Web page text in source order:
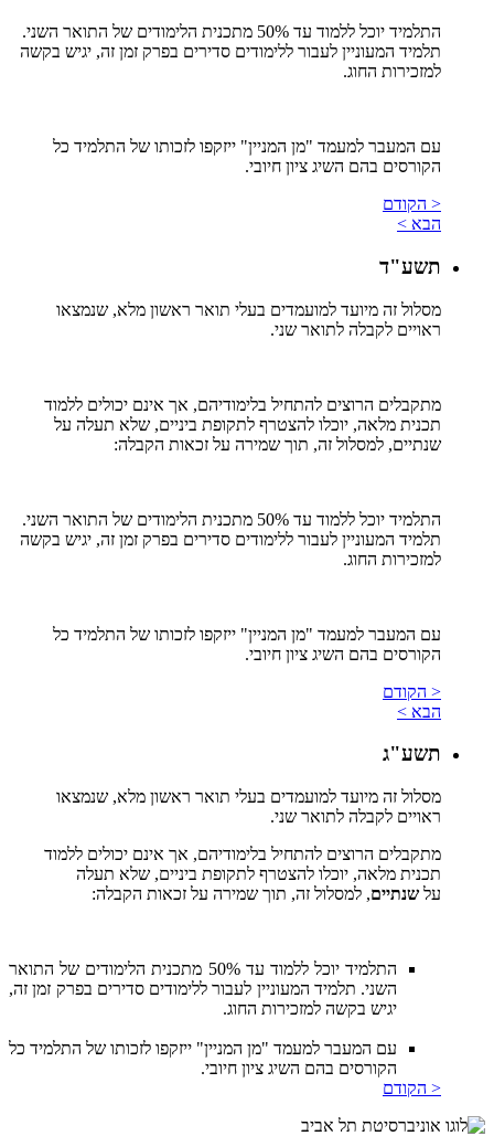
התלמיד יוכל ללמוד עד 50% מתכנית הלימודים של התואר השני.
תלמיד המעוניין לעבור ללימודים סדירים בפרק זמן זה, יגיש בקשה
למזכירות החוג.
עם המעבר למעמד "מן המניין" ייזקפו לזכותו של התלמיד כל
הקורסים בהם השיג ציון חיובי.
< הקודם
הבא >
תשע"ד
מסלול זה מיועד למועמדים בעלי תואר ראשון מלא, שנמצאו
ראויים לקבלה לתואר שני.
מתקבלים הרוצים להתחיל בלימודיהם, אך אינם יכולים ללמוד
תכנית מלאה, יוכלו להצטרף לתקופת ביניים, שלא תעלה על
שנתיים, למסלול זה, תוך שמירה על זכאות הקבלה:
התלמיד יוכל ללמוד עד 50% מתכנית הלימודים של התואר השני.
תלמיד המעוניין לעבור ללימודים סדירים בפרק זמן זה, יגיש בקשה
למזכירות החוג.
עם המעבר למעמד "מן המניין" ייזקפו לזכותו של התלמיד כל
הקורסים בהם השיג ציון חיובי.
< הקודם
הבא >
תשע"ג
מסלול זה מיועד למועמדים בעלי תואר ראשון מלא, שנמצאו
ראויים לקבלה לתואר שני.
מתקבלים הרוצים להתחיל בלימודיהם, אך אינם יכולים ללמוד
תכנית מלאה, יוכלו להצטרף לתקופת ביניים, שלא תעלה
על שנתיים, למסלול זה, תוך שמירה על זכאות הקבלה:
התלמיד יוכל ללמוד עד 50% מתכנית הלימודים של התואר
השני. תלמיד המעוניין לעבור ללימודים סדירים בפרק זמן זה,
יגיש בקשה למזכירות החוג.
עם המעבר למעמד "מן המניין" ייזקפו לזכותו של התלמיד כל
הקורסים בהם השיג ציון חיובי.
< הקודם